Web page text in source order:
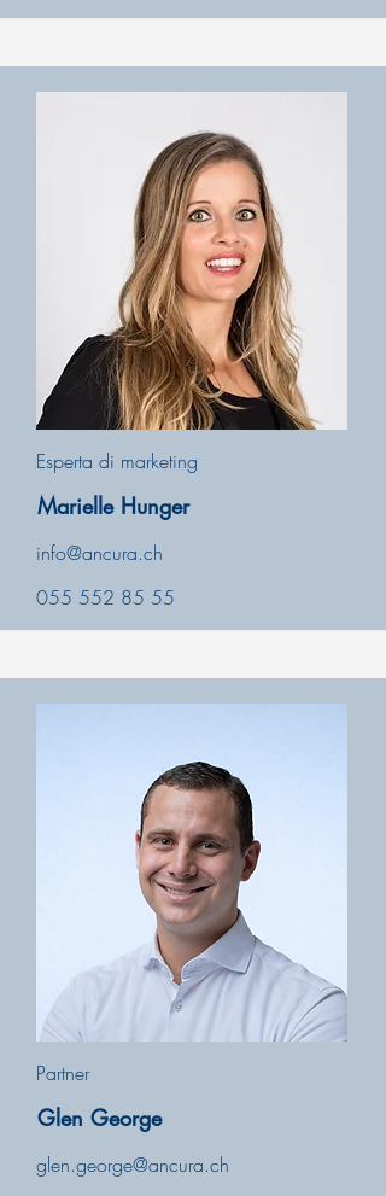
Esperta di marketing
Marielle Hunger
info@ancura.ch
055 552 85 55
Partner
Glen George
glen.george@ancura.ch